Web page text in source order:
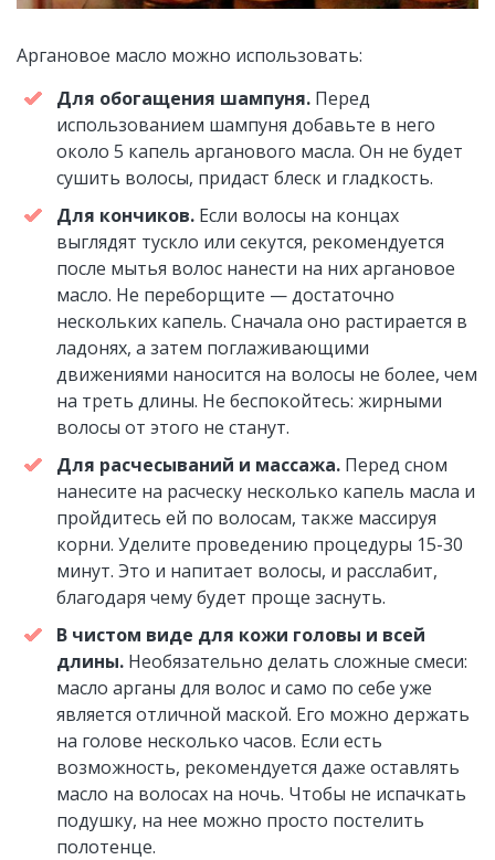
Аргановое масло можно использовать:
Для обогащения шампуня. Перед
использованием шампуня добавьте в него
около 5 капель арганового масла. Он не будет
сушить волосы, придаст блеск и гладкость.
Для кончиков. Если волосы на концах
выглядят тускло или секутся, рекомендуется
после мытья волос нанести на них аргановое
масло. Не переборщите — достаточно
нескольких капель. Сначала оно растирается в
ладонях, а затем поглаживающими
движениями наносится на волосы не более, чем
на треть длины. Не беспокойтесь: жирными
волосы от этого не станут.
Для расчесываний и массажа. Перед сном
нанесите на расческу несколько капель масла и
пройдитесь ей по волосам, также массируя
корни. Уделите проведению процедуры 15-30
минут. Это и напитает волосы, и расслабит,
благодаря чему будет проще заснуть.
В чистом виде для кожи головы и всей
длины. Необязательно делать сложные смеси:
масло арганы для волос и само по себе уже
является отличной маской. Его можно держать
на голове несколько часов. Если есть
возможность, рекомендуется даже оставлять
масло на волосах на ночь. Чтобы не испачкать
подушку, на нее можно просто постелить
полотенце.